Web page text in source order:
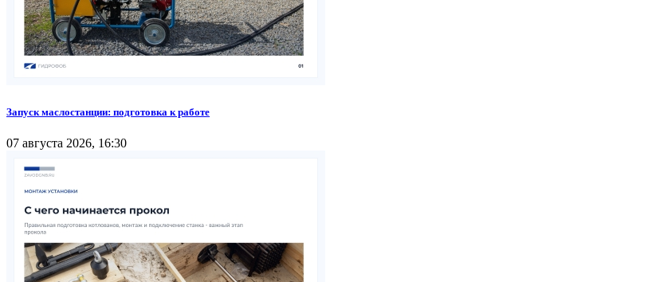
Запуск маслостанции: подготовка к работе
07 августа 2026, 16:30